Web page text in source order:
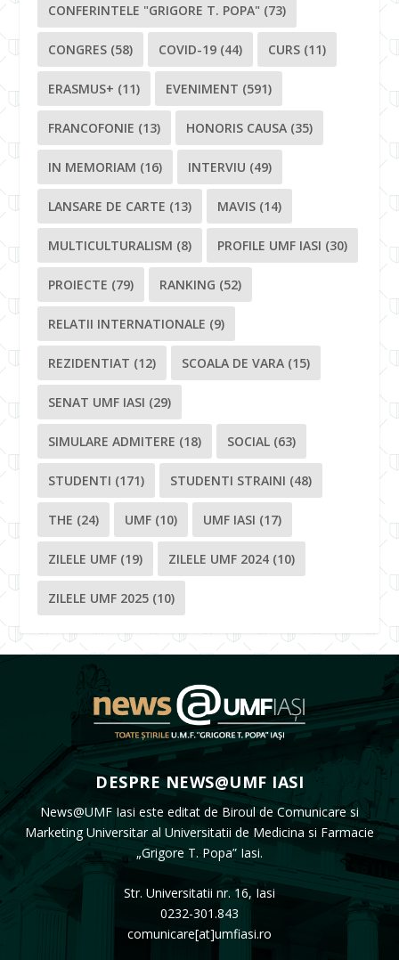
CONFERINTELE "GRIGORE T. POPA" (73)
CONGRES (58) COVID-19 (44) CURS (11)
ERASMUS+ (11) EVENIMENT (591)
FRANCOFONIE (13) HONORIS CAUSA (35)
IN MEMORIAM (16) INTERVIU (49)
LANSARE DE CARTE (13) MAVIS (14)
MULTICULTURALISM (8) PROFILE UMF IASI (30)
PROIECTE (79) RANKING (52)
RELATII INTERNATIONALE (9)
REZIDENTIAT (12) SCOALA DE VARA (15)
SENAT UMF IASI (29)
SIMULARE ADMITERE (18) SOCIAL (63)
STUDENTI (171) STUDENTI STRAINI (48)
THE (24) UMF (10) UMF IASI (17)
ZILELE UMF (19) ZILELE UMF 2024 (10)
ZILELE UMF 2025 (10)
DESPRE NEWS@UMF IASI
News@UMF Iasi este editat de Biroul de Comunicare si
Marketing Universitar al Universitatii de Medicina si Farmacie
„Grigore T. Popa” Iasi.
Str. Universitatii nr. 16, Iasi
0232-301.843
comunicare[at]umfiasi.ro